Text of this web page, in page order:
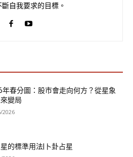
自我要求的目標。
年春分圖：股市會走向何方？從星象
變局
2026
的標準用法|卜卦占星